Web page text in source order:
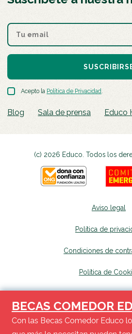
BECAS COMEDOR
Con las Becas Comedor Educo
Acepto la Política de Privacidad.
Blog Sala de prensa Educo
(c) 2026 Educo. Todos los
Aviso legal
Política de
Condiciones de
Política de